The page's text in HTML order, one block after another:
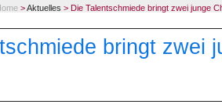
>Aktuelles > Die Talentschmiede bringt zwei junge
bringt zwei